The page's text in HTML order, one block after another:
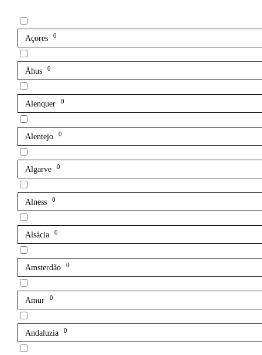
Açores 0
Åhus 0
Alenquer 0
Alentejo 0
Algarve 0
Alness 0
Alsácia 0
Amsterdão 0
Amur 0
Andaluzia 0